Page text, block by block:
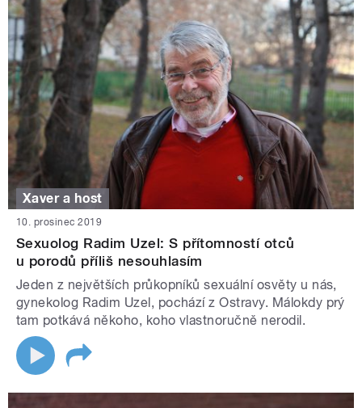
Xaver a host
10. prosinec 2019
Sexuolog Radim Uzel: S přítomností otců
u porodů příliš nesouhlasím
Jeden z největších průkopníků sexuální osvěty u nás,
gynekolog Radim Uzel, pochází z Ostravy. Málokdy prý
tam potkává někoho, koho vlastnoručně nerodil.